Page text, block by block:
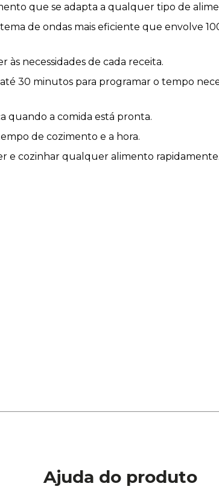
que se adapta a qualquer tipo de
de ondas mais eficiente que envolve
às necessidades de cada receita.
30 minutos para programar o tempo
quando a comida está pronta.
de cozimento e a hora.
e cozinhar qualquer alimento rapidamente.
Ajuda do produto